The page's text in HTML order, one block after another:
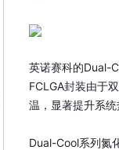
英诺赛科的Dual-
FCLGA封装由于
温，显著提升系统
Dual-Cool系列氮